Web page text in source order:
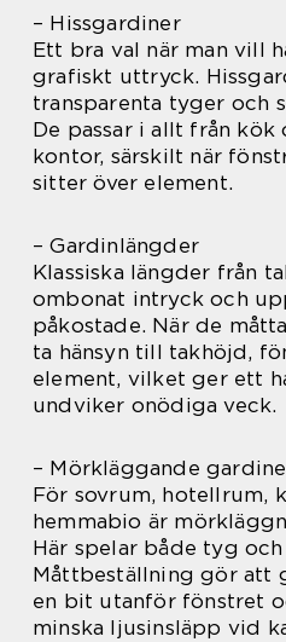
– Hissgardiner
Ett bra val när man vill
grafiskt uttryck.
transparenta tyger och
De passar i allt från kök
kontor, särskilt när
sitter över element.
– Gardinlängder
Klassiska längder från
ombonat intryck och
påkostade. När de
ta hänsyn till takhöjd,
element, vilket ger ett
undviker onödiga veck.
– Mörkläggande
För sovrum, hotellrum,
hemmabio är
Här spelar både tyg
Måttbeställning gör att
en bit utanför fönstret
minska ljusinsläpp vid